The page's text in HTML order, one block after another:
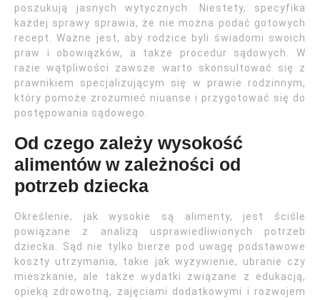
poszukują jasnych wytycznych. Niestety, specyfika
każdej sprawy sprawia, że nie można podać gotowych
recept. Ważne jest, aby rodzice byli świadomi swoich
praw i obowiązków, a także procedur sądowych. W
razie wątpliwości zawsze warto skonsultować się z
prawnikiem specjalizującym się w prawie rodzinnym,
który pomoże zrozumieć niuanse i przygotować się do
postępowania sądowego.
Od czego zależy wysokość
alimentów w zależności od
potrzeb dziecka
Określenie, jak wysokie są alimenty, jest ściśle
powiązane z analizą usprawiedliwionych potrzeb
dziecka. Sąd nie tylko bierze pod uwagę podstawowe
koszty utrzymania, takie jak wyżywienie, ubranie czy
mieszkanie, ale także wydatki związane z edukacją,
opieką zdrowotną, zajęciami dodatkowymi i rozwojem